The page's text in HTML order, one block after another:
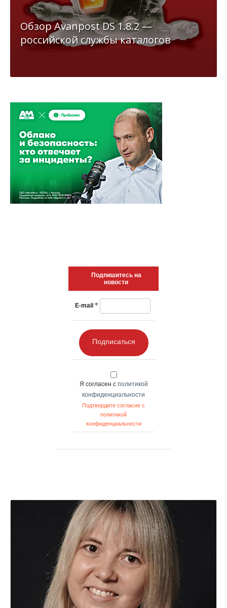
Обзор Avanpost DS 1.8.2 —
российской службы каталогов
Подпишитесь на
новости
E-mail *
Подписаться
Я согласен с политикой
конфиденциальности
Подтвердите согласие с
политикой
конфиденциальности